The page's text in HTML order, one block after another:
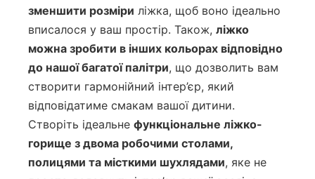
зменшити розміри ліжка, щоб воно ідеально
вписалося у ваш простір. Також, ліжко
можна зробити в інших кольорах відповідно
до нашої багатої палітри, що дозволить вам
створити гармонійний інтер’єр, який
відповідатиме смакам вашої дитини.
Створіть ідеальне функціональне ліжко-
горище з двома робочими столами,
полицями та місткими шухлядами, яке не